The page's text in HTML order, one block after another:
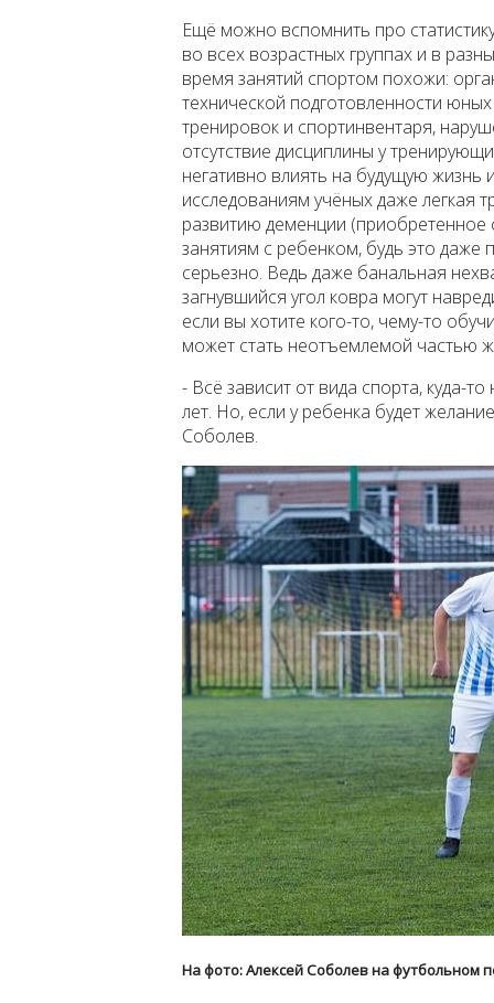
Ещё можно вспомнить про
во всех возрастных группах и в
время занятий спортом похожи:
технической подготовленности
тренировок и спортинвентаря,
отсутствие дисциплины у
негативно влиять на будущую
исследованиям учёных даже легкая
развитию деменции
занятиям с ребенком, будь это даже
серьезно. Ведь даже банальная
загнувшийся угол ковра могут
если вы хотите кого-то, чему-то
может стать неотъемлемой частью
- Всё зависит от вида спорта, куда-
лет. Но, если у ребенка будет
Соболев.
На фото: Алексей Соболев на футбольном